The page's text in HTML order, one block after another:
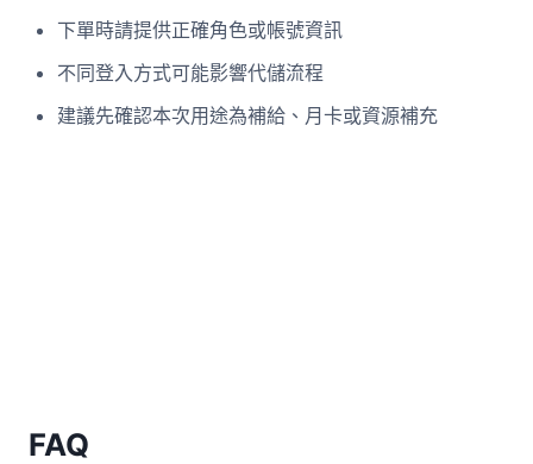
下單時請提供正確角色或帳號資訊
不同登入方式可能影響代儲流程
建議先確認本次用途為補給、月卡或資源補充
FAQ